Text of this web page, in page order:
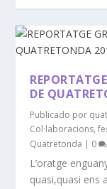
DE
Publicado por
Col·laboracions,
Quatretonda | 0
L’oratge
quasi,quasi ens